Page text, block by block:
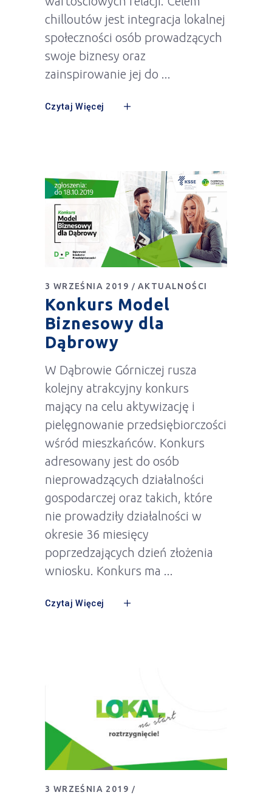
chilloutów jest integracja lokalnej
społeczności osób prowadzących
swoje biznesy oraz
zainspirowanie jej do
Czytaj Więcej
3 WRZEŚNIA 2019 AKTUALNOŚCI
Konkurs Model
Biznesowy dla
Dąbrowy
W Dąbrowie Górniczej rusza
kolejny atrakcyjny konkurs
mający na celu aktywizację i
pielęgnowanie przedsiębiorczości
wśród mieszkańców. Konkurs
adresowany jest do osób
nieprowadzących działalności
gospodarczej oraz takich, które
nie prowadziły działalności w
okresie 36 miesięcy
poprzedzających dzień złożenia
wniosku. Konkurs ma
Czytaj Więcej
3 WRZEŚNIA 2019